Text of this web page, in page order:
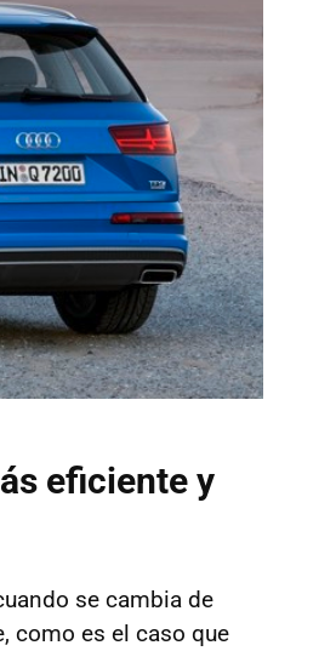
eficiente y
se cambia de
como es el caso que